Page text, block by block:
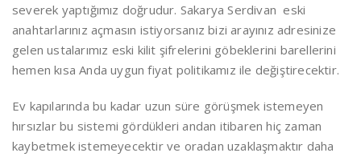
severek yaptığımız doğrudur. Sakarya Serdivan eski
anahtarlarınız açmasın istiyorsanız bizi arayınız adresinize
gelen ustalarımız eski kilit şifrelerini göbeklerini barellerini
hemen kısa Anda uygun fiyat politikamız ile değiştirecektir.
Ev kapılarında bu kadar uzun süre görüşmek istemeyen
hırsızlar bu sistemi gördükleri andan itibaren hiç zaman
kaybetmek istemeyecektir ve oradan uzaklaşmaktır daha